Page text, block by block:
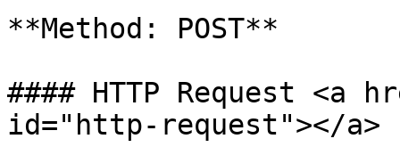
**Method: POST**
#### HTTP Request <a
id="http-request"></a>